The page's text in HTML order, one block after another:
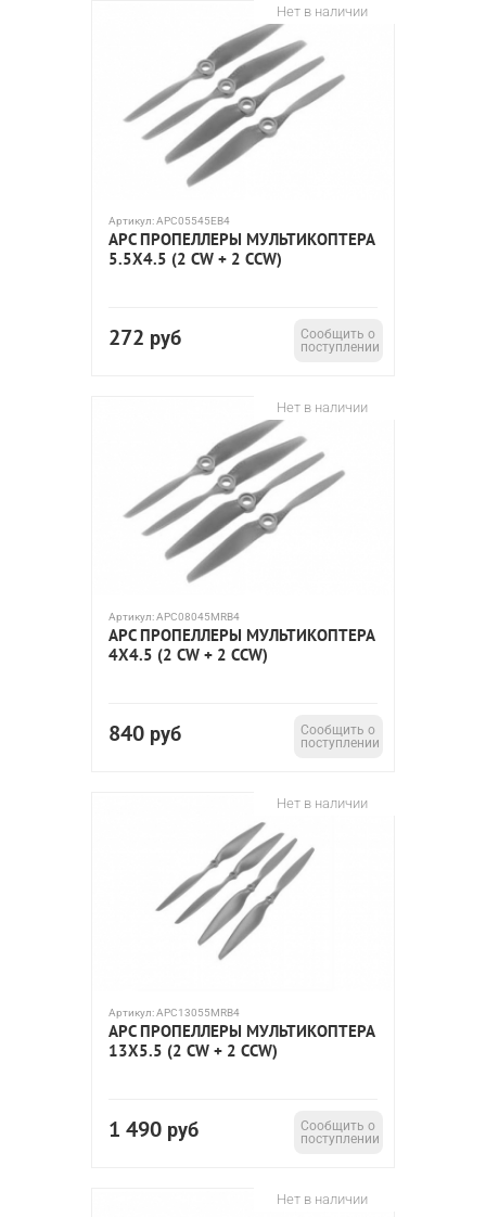
Нет в наличии
Артикул:APC05545EB4
APC ПРОПЕЛЛЕРЫ МУЛЬТИКОПТЕРА
5.5X4.5 (2 CW + 2 CCW)
272 руб
Сообщить о
поступлении
Нет в наличии
Артикул:APC08045MRB4
APC ПРОПЕЛЛЕРЫ МУЛЬТИКОПТЕРА
4X4.5 (2 CW + 2 CCW)
840 руб
Сообщить о
поступлении
Нет в наличии
Артикул:APC13055MRB4
APC ПРОПЕЛЛЕРЫ МУЛЬТИКОПТЕРА
13X5.5 (2 CW + 2 CCW)
1 490 руб
Сообщить о
поступлении
Нет в наличии